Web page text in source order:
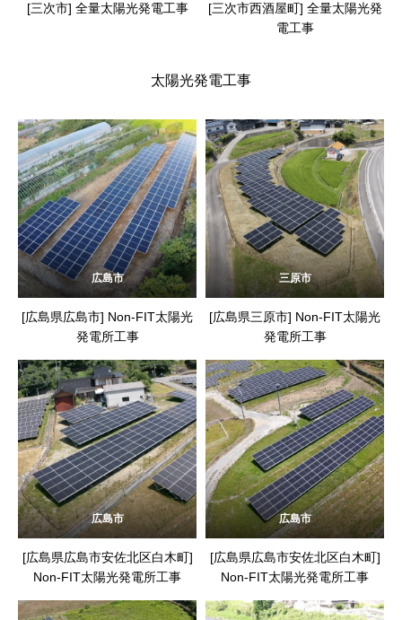
[三次市] 全量太陽光発電工事
[三次市西酒屋町] 全量太陽光発
電工事
太陽光発電工事
広島市
[広島県広島市] Non-FIT太陽光
発電所工事
三原市
[広島県三原市] Non-FIT太陽光
発電所工事
広島市
[広島県広島市安佐北区白木町]
Non-FIT太陽光発電所工事
広島市
[広島県広島市安佐北区白木町]
Non-FIT太陽光発電所工事